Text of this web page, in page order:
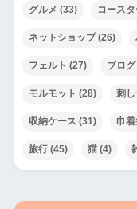
グルメ (33) コース
ネットショップ(26)
フェルト (27) ブログ
モルモット (28) 刺
収納ケース (31) 巾
旅行(45) 猫(4)